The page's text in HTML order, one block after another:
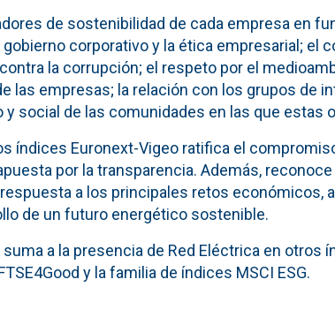
de sostenibilidad de cada empresa en
corporativo y la ética empresarial; el
la corrupción; el respeto por el
las empresas; la relación con los grupos de
social de las comunidades en las que estas
índices Euronext-Vigeo ratifica el
por la transparencia. Además,
a los principales retos económicos,
de un futuro energético sostenible.
a la presencia de Red Eléctrica en otros
y la familia de índices MSCI ESG.